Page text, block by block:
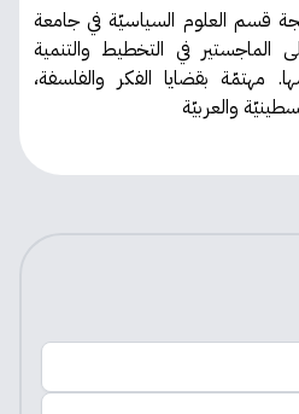
قسم العلوم السياسيّة في جامعة
الماجستير في التخطيط والتنمية
مهتمّة بقضايا الفكر والفلسفة،
والعربيّة